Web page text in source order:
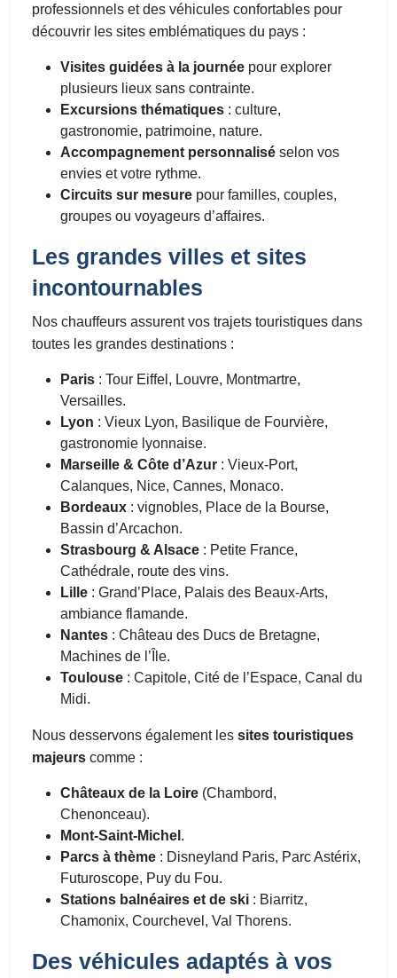
professionnels et des véhicules confortables pour
découvrir les sites emblématiques du pays :
Visites guidées à la journée pour explorer
plusieurs lieux sans contrainte.
Excursions thématiques : culture,
gastronomie, patrimoine, nature.
Accompagnement personnalisé selon vos
envies et votre rythme.
Circuits sur mesure pour familles, couples,
groupes ou voyageurs d’affaires.
Les grandes villes et sites
incontournables
Nos chauffeurs assurent vos trajets touristiques dans
toutes les grandes destinations :
Paris : Tour Eiffel, Louvre, Montmartre,
Versailles.
Lyon : Vieux Lyon, Basilique de Fourvière,
gastronomie lyonnaise.
Marseille & Côte d’Azur : Vieux-Port,
Calanques, Nice, Cannes, Monaco.
Bordeaux : vignobles, Place de la Bourse,
Bassin d’Arcachon.
Strasbourg & Alsace : Petite France,
Cathédrale, route des vins.
Lille : Grand’Place, Palais des Beaux-Arts,
ambiance flamande.
Nantes : Château des Ducs de Bretagne,
Machines de l’Île.
Toulouse : Capitole, Cité de l’Espace, Canal du
Midi.
Nous desservons également les sites touristiques
majeurs comme :
Châteaux de la Loire (Chambord,
Chenonceau).
Mont-Saint-Michel .
Parcs à thème : Disneyland Paris, Parc Astérix,
Futuroscope, Puy du Fou.
Stations balnéaires et de ski : Biarritz,
Chamonix, Courchevel, Val Thorens.
Des véhicules adaptés à vos